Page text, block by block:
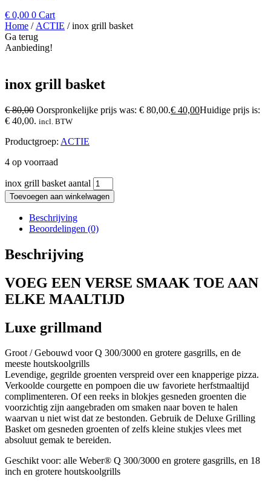
€ 0,00 0 Cart
Home / ACTIE / inox grill basket
Ga terug
Aanbieding!
inox grill basket
€80,00 Oorspronkelijke prijs was: € 80,00.€ 40,00Huidige prijs is:
€ 40,00. incl. BTW
Productgroep: ACTIE
4 op voorraad
inox grill basket aantal
Toevoegen aan winkelwagen
Beschrijving
Beoordelingen (0)
Beschrijving
VOEG EEN VERSE SMAAK TOE AAN
ELKE MAALTIJD
Luxe grillmand
Groot / Gebouwd voor Q 300/3000 en grotere gasgrills, en de
meeste houtskoolgrills
Levendige, gegrilde groenten verspreid over een knapperige pizza.
Verkoolde courgette en pompoen die uw favoriete herfstmaaltijd
complimenteren. Of een reeks in blokjes gesneden groenten die
voorzichtig zijn aangebraden om smaken naar boven te halen
waarvan u niet wist dat ze bestonden. Gebruik de Deluxe Grilling
Basket om gesneden groenten of zelfs kleine stukjes vlees met
absoluut gemak te bereiden.
Geschikt voor: alle Weber® Q 300/3000 en grotere gasgrills, en 18
inch en grotere houtskoolgrills